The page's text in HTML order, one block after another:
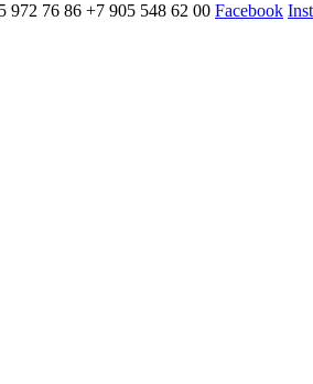
76 86 +7 905 548 62 00 Facebook